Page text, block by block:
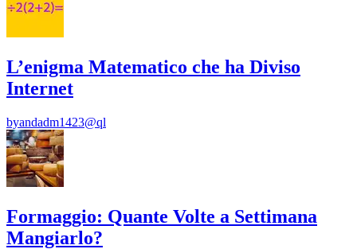
L’enigma Matematico che ha Diviso
Internet
byandadm1423@ql
Formaggio: Quante Volte a Settimana
Mangiarlo?